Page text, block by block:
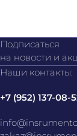
Подписаться
на новости и
Наши контакты:
+7 (952) 137-08-